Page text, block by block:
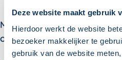
Deze website maakt gebruik
Hierdoor werkt de website
bezoeker makkelijker te
gebruik van de website
Meer weten over verzuim?
onze nieuwsbrieven: